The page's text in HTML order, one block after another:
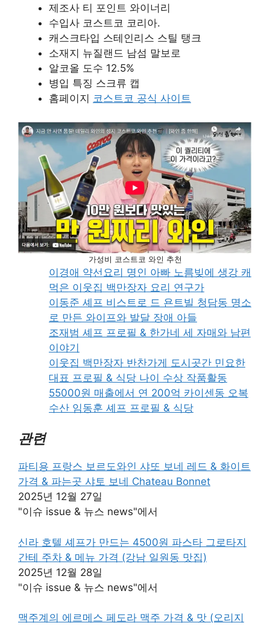
제조사 티 포인트 와이너리
수입사 코스트코 코리아.
캐스크타입 스테인리스 스틸 탱크
소재지 뉴질랜드 남섬 말보로
알코올 도수 12.5%
병입 특징 스크류 캡
홈페이지 코스트코 공식 사이트
가성비 코스트코 와인 추천
이경애 약선요리 명인 아빠 노름빚에 생강 캐
먹은 이웃집 백만장자 요리 연구가
이동준 셰프 비스트로 드 욘트빌 청담동 명소
로 만든 와이프와 발달 장애 아들
조재범 셰프 프로필 & 한가네 세 자매와 남편
이야기
이웃집 백만장자 반찬가게 도시곳간 민요한
대표 프로필 & 식당 나이 수상 작품활동
55000원 매출에서 연 200억 카이센동 오복
수산 임동훈 셰프 프로필 & 식당
관련
파티용 프랑스 보르도와인 샤또 보네 레드 & 화이트
가격 & 파는곳 샤토 보네 Chateau Bonnet
2025년 12월 27일
"이슈 issue & 뉴스 news"에서
신라 호텔 셰프가 만드는 4500원 파스타 그로타지
간테 주차 & 메뉴 가격 (강남 일원동 맛집)
2025년 12월 28일
"이슈 issue & 뉴스 news"에서
맥주계의 에르메스 페도라 맥주 가격 & 맛 (오리지